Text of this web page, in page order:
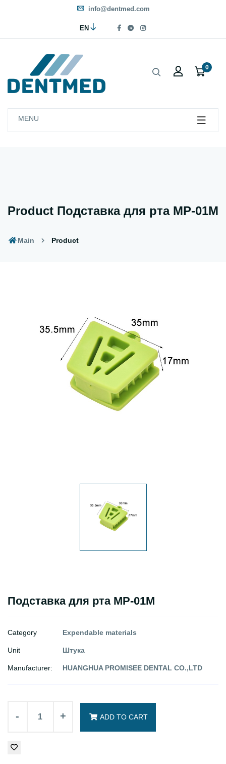
info@dentmed.com
EN
0
MENU
Product Подставка для рта MP-01M
Main Product
Подставка для рта MP-01M
Category Expendable materials
Unit Штука
Manufacturer: HUANGHUA PROMISEE DENTAL CO.,LTD
- + ADD TO CART